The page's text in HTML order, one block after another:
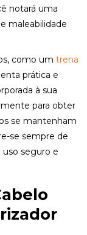
notará uma
maleabilidade
como umtrena
prática e
à sua
para obter
se mantenham
se sempre de
uso seguro e